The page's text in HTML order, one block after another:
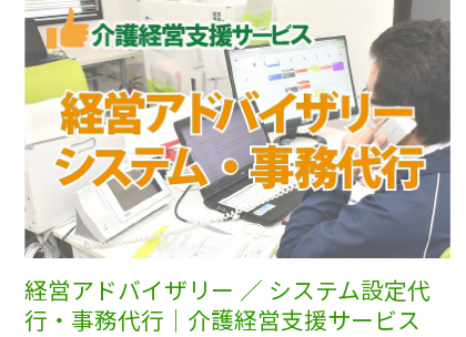
経営アドバイザリー ／ システム設定代
行・事務代行｜介護経営支援サービス